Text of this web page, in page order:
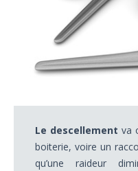
Le descellement va
boiterie, voire un
qu’une raideur